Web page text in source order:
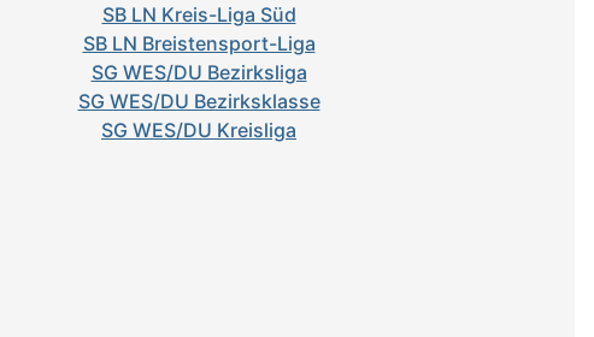
SB LN Kreis-Liga Süd
SB LN Breistensport-Liga
SG WES/DU Bezirksliga
SG WES/DU Bezirksklasse
SG WES/DU Kreisliga